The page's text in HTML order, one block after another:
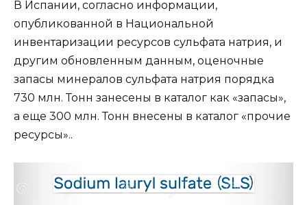
В Испании, согласно информации,
опубликованной в Национальной
инвентаризации ресурсов сульфата натрия, и
другим обновленным данным, оценочные
запасы минералов сульфата натрия порядка
730 млн. Тонн занесены в каталог как «запасы»,
а еще 300 млн. Тонн внесены в каталог «прочие
ресурсы»..